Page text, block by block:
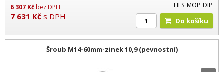
6 307 Kčbez DPH
7 631 Kč s DPH
HLS MOP DIP
Do košíku
Šroub M14-60mm-zinek 10,9 (pevnostní)